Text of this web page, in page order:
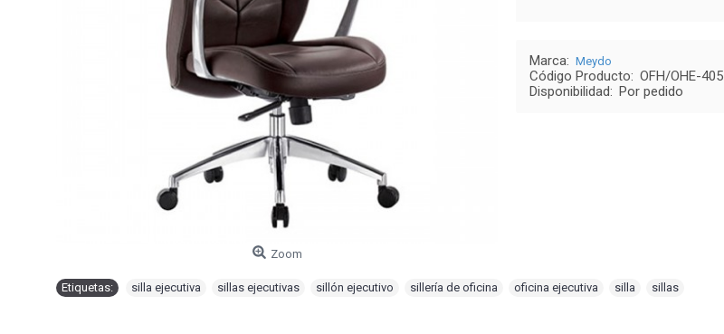
Zoom
Marca: Meydo
Código Producto: OFH/OHE-405
Disponibilidad: Por pedido
Etiquetas: silla ejecutiva sillas ejecutivas sillón ejecutivo sillería de oficina oficina ejecutiva silla sillas